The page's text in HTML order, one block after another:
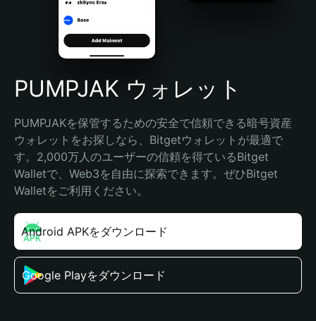
Português (Brasil)
Español (Argentina)
PUMPJAK ウォレット
PUMPJAKを保管するための安全で信頼できる暗号資産
ウォレットをお探しなら、Bitgetウォレットが最適で
す。2,000万人のユーザーの信頼を得ているBitget
Walletで、Web3を自由に探索できます。ぜひBitget
Walletをご利用ください。
Android APKをダウンロード
Google Playをダウンロード